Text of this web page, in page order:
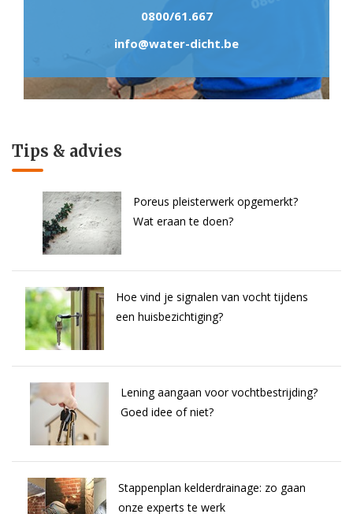
0800/61.667
info@water-dicht.be
Tips & advies
Poreus pleisterwerk opgemerkt?
Wat eraan te doen?
Hoe vind je signalen van vocht tijdens
een huisbezichtiging?
Lening aangaan voor vochtbestrijding?
Goed idee of niet?
Stappenplan kelderdrainage: zo gaan
onze experts te werk